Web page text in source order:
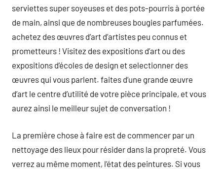
serviettes super soyeuses et des pots-pourris à portée
de main, ainsi que de nombreuses bougies parfumées.
achetez des œuvres d’art d’artistes peu connus et
prometteurs ! Visitez des expositions d’art ou des
expositions d’écoles de design et selectionner des
œuvres qui vous parlent. faites d’une grande œuvre
d’art le centre d’utilité de votre pièce principale, et vous
aurez ainsi le meilleur sujet de conversation !
La première chose à faire est de commencer par un
nettoyage des lieux pour résider dans la propreté. Vous
verrez au même moment, l’état des peintures. Si vous